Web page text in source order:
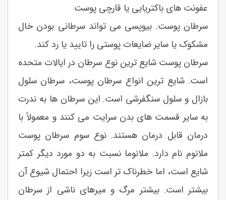
عفونت های باکتریایی یا قارچی پوست
سرطان پوست. بیوپسی می تواند سرطانی بودن خال
مشکوک یا سایر ضایعات پوستی را تایید یا رد کند.
سرطان پوست شایع ترین نوع سرطان در ایالات متحده
است. شایع ترین انواع سرطان پوست، سرطان سلول
بازال و سلول سنگفرشی است. این سرطان ها به ندرت
به سایر قسمت های بدن سرایت می کنند و معمولاً با
درمان قابل درمان هستند. نوع سوم سرطان پوست
ملانوم نام دارد. ملانوما نسبت به دو مورد دیگر کمتر
شایع است، اما خطرناک تر است زیرا احتمال شیوع آن
بیشتر است. بیشتر مرگ و میرهای ناشی از سرطان